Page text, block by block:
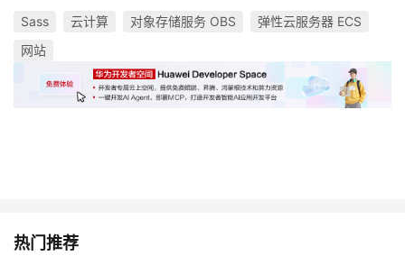
Sass 云计算 对象存储服务 OBS
弹性云服务器 ECS
网站
热门推荐